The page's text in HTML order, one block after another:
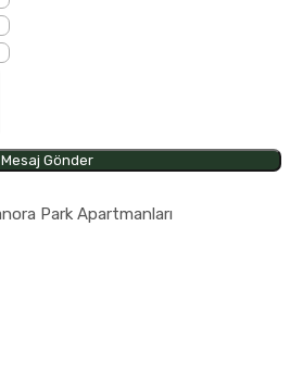
Mesaj Gönder